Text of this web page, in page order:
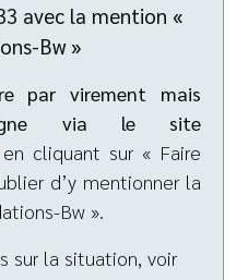
avec la mention «
Bw »
par virement mais
via le site
en cliquant sur « Faire
d’y mentionner la
Bw ».
sur la situation, voir